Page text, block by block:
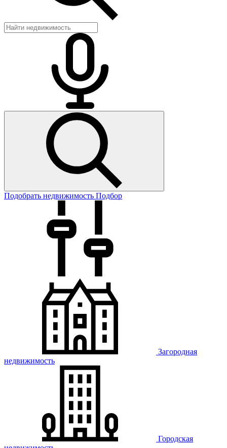
Подобрать недвижимость Подбор
Загородная
недвижимость
Городская